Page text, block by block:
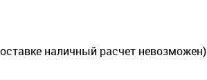
наличный расчет невозможен)